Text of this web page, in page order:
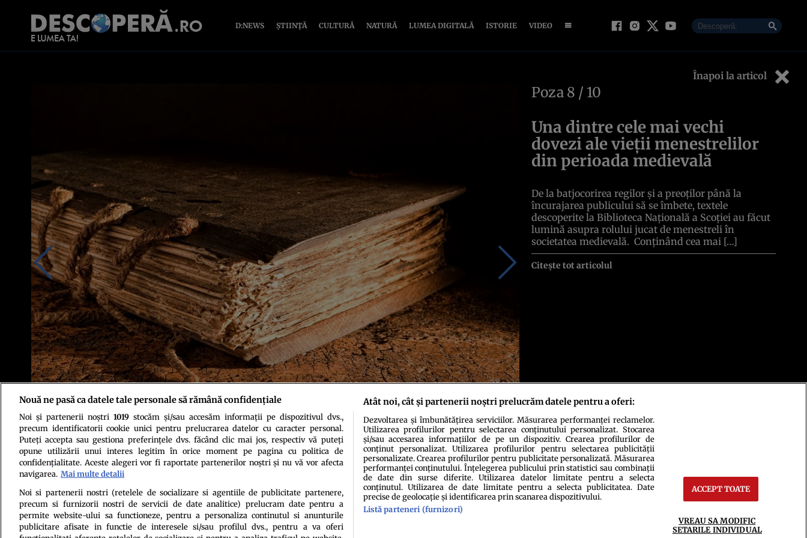
D:NEWS ȘTIINȚĂ CULTURĂ NATURĂ LUMEA DIGITALĂ ISTORIE VIDEO
Înapoi la articol
Sursa foto: Shutterstock
Poza 8 / 10
Una dintre cele mai vechi
dovezi ale vieții menestrelilor
din perioada medievală
De la batjocorirea regilor și a preoților până la
încurajarea publicului să se îmbete, textele
descoperite la Biblioteca Națională a Scoției au făcut
lumină asupra rolului jucat de menestreli în
societatea medievală. Conținând cea mai […]
Citește tot articolul
Politica de confidenţialitatePolitica de cookiesTermeni şi condiţiiEchipa redacțională
Nouă ne pasă ca datele tale personale să rămână confidențiale
Noi și partenerii noștri 1019stocăm și/sau accesăm informații pe dispozitivul dvs.,
precum identificatorii cookie unici pentru prelucrarea datelor cu caracter personal.
Puteți accepta sau gestiona preferințele dvs. făcând clic mai jos, respectiv vă puteți
opune utilizării unui interes legitim în orice moment pe pagina cu politica de
confidențialitate. Aceste alegeri vor fi raportate partenerilor noștri și nu vă vor afecta
navigarea. Mai multe detalii
Noi si partenerii nostri (retelele de socializare si agentiile de publicitate partenere,
precum si furnizorii nostri de servicii de date analitice) prelucram date pentru a
permite website-ului sa functioneze, pentru a personaliza continutul si anunturile
publicitare afisate in functie de interesele si/sau profilul dvs., pentru a va oferi
Atât noi, cât și partenerii noștri prelucrăm datele pentru a oferi:
Dezvoltarea și îmbunătățirea serviciilor. Măsurarea performanței reclamelor.
Utilizarea profilurilor pentru selectarea conținutului personalizat. Stocarea
și/sau accesarea informațiilor de pe un dispozitiv. Crearea profilurilor de
conținut personalizat. Utilizarea profilurilor pentru selectarea publicității
personalizate. Crearea profilurilor pentru publicitate personalizată. Măsurarea
performanței conținutului. Înțelegerea publicului prin statistici sau combinații
de date din surse diferite. Utilizarea datelor limitate pentru a selecta
conținutul. Utilizarea de date limitate pentru a selecta publicitatea. Date
precise de geolocație și identificarea prin scanarea dispozitivului.
Listă parteneri (furnizori)
ACCEPT TOATE
VREAU SA MODIFIC
SETARILE INDIVIDUAL